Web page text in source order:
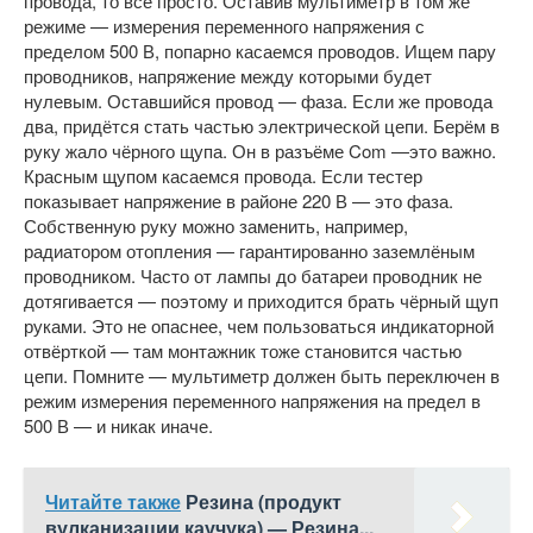
режиме — измерения переменного напряжения с
пределом 500 В, попарно касаемся проводов. Ищем пару
проводников, напряжение между которыми будет
нулевым. Оставшийся провод — фаза. Если же провода
два, придётся стать частью электрической цепи. Берём в
руку жало чёрного щупа. Он в разъёме Com —это важно.
Красным щупом касаемся провода. Если тестер
показывает напряжение в районе 220 В — это фаза.
Собственную руку можно заменить, например,
радиатором отопления — гарантированно заземлёным
проводником. Часто от лампы до батареи проводник не
дотягивается — поэтому и приходится брать чёрный щуп
руками. Это не опаснее, чем пользоваться индикаторной
отвёрткой — там монтажник тоже становится частью
цепи. Помните — мультиметр должен быть переключен в
режим измерения переменного напряжения на предел в
500 В — и никак иначе.
Читайте также Резина (продукт
вулканизации каучука) — Резина...